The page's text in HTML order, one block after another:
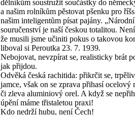
dělníkům soustružit součástky do
a našim rolníkům pěstovat pšenku pro
našim inteligentům písat pajány. „Národní
souručenství je naší českou totalitou.
že musili jsme učiniti pokus o takovou
liboval si Peroutka 23. 7. 1939.
Nebojovat, nevzpírat se, realisticky brát
jak přijdou.
Odvěká česká rachitida: přikrčit se,
jamce, však on se zprava přihasí ocelový
či zleva aluminiový orel. A když se
úpění máme třistaletou praxi!
Kdo nedrží hubu, není Čech!